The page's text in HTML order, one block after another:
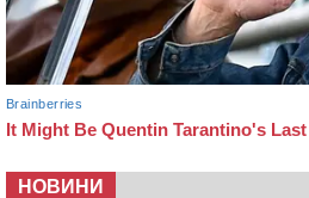
НОВИНИ